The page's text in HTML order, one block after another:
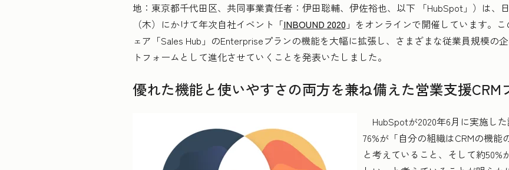
地：東京都千代田区、共同事業責任者：伊田聡輔、伊佐裕也、以下 「HubSpot」）は、
（木）にかけて年次自社イベント「INBOUND 2020」をオンラインで開催しています。
ェア「Sales Hub」のEnterpriseプランの機能を大幅に拡張し、さまざまな従業員規模の
トフォームとして進化させていくことを発表いたしました。
優れた機能と使いやすさの両方を兼ね備えた営業支援CRM
HubSpotが2020年6月に実施し
76%が「自分の組織はCRMの機能
と考えていること、そして約50%